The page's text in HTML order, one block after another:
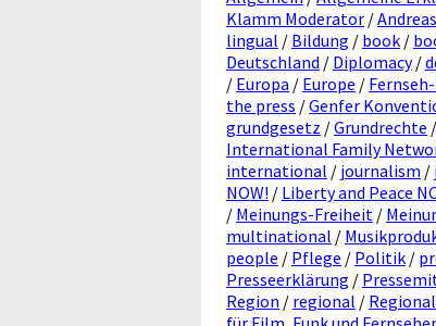
Klamm Moderator /
lingual / Bildung / book /
Deutschland / Diplomacy/
/ Europa / Europe /
the press /Genfer
grundgesetz /Grundrechte /
International Family
international / journalism /
NOW! / Liberty and Peace
/ Meinungs-Freiheit /
multinational /
people / Pflege / Politik /
Presseerklärung /
Region / regional /